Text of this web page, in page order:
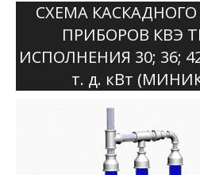
СХЕМА
ПРИБОРОВ КВЭ
ИСПОЛНЕНИЯ 30; 36;
т. д. кВт